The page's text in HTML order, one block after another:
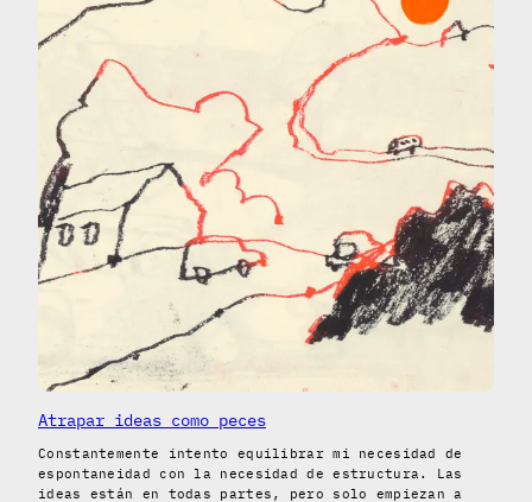
Atrapar ideas como peces
Constantemente intento equilibrar mi necesidad de
espontaneidad con la necesidad de estructura. Las
ideas están en todas partes, pero solo empiezan a